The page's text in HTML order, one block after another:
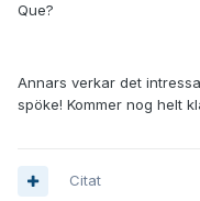
Que?
Annars verkar det
spöke! Kommer nog helt
Citat